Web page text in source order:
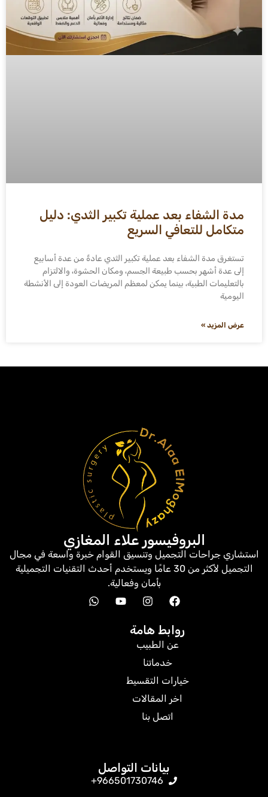
مدة الشفاء بعد عملية تكبير الثدي: دليل
متكامل للتعافي السريع
تستغرق مدة الشفاء بعد عملية تكبير الثدي عادةً من عدة أسابيع
إلى عدة أشهر بحسب طبيعة الجسم، ومكان الحشوة، والالتزام
بالتعليمات الطبية، بينما يمكن لمعظم المريضات العودة إلى الأنشطة
اليومية
عرض المزيد »
البروفيسور علاء المغازي
استشاري جراحات التجميل وتنسيق القوام خبرة واسعة في مجال
التجميل لأكثر من 30 عامًا ويستخدم أحدث التقنيات التجميلية
بأمان وفعالية.
روابط هامة
عن الطبيب
خدماتنا
خيارات التقسيط
اخر المقالات
اتصل بنا
بيانات التواصل
966501730746+